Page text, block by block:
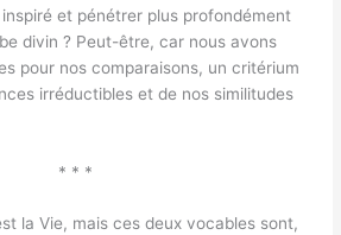
inspiré et pénétrer plus profondément
divin ? Peut-être, car nous avons
pour nos comparaisons, un critérium
irréductibles et de nos similitudes
* * *
la Vie, mais ces deux vocables sont,